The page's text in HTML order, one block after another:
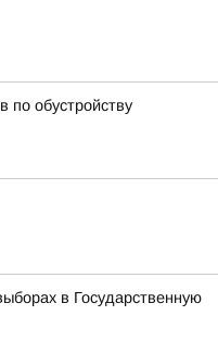
по обустройству
в Государственную